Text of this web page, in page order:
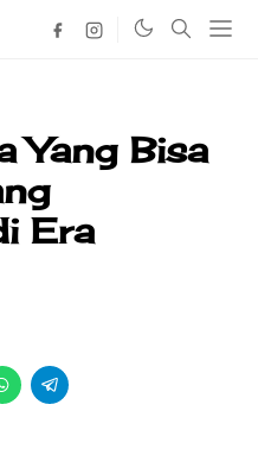
Yang Bisa
Era